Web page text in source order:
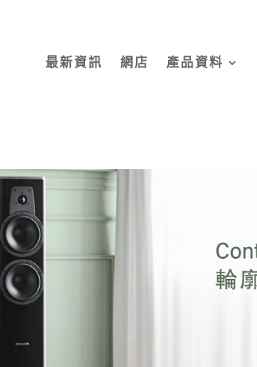
最新資訊 網店 產品資料